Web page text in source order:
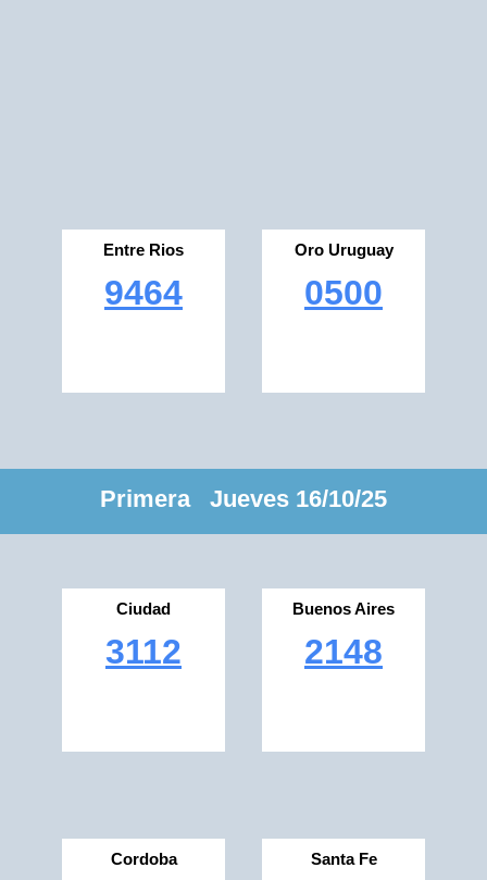
Entre Rios
9464
Oro Uruguay
0500
Primera Jueves 16/10/25
Ciudad
3112
Buenos Aires
2148
Cordoba Santa Fe